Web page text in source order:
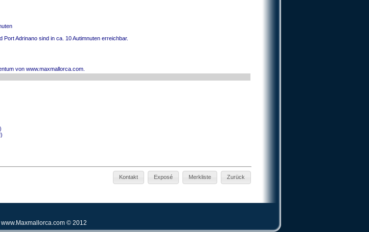
Adrinano sind in ca. 10 Autimnuten erreichbar.
von www.maxmallorca.com.
Zurück
Merkliste
Exposé
Kontakt
www.Maxmallorca.com © 2012